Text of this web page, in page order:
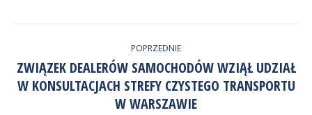
przez
Twitter
WPISÓW
POPRZEDNIE
Poprzedni
wpis:
ZWIĄZEK DEALERÓW SAMOCHODÓW WZIĄŁ UDZIAŁ
W KONSULTACJACH STREFY CZYSTEGO TRANSPORTU
W WARSZAWIE